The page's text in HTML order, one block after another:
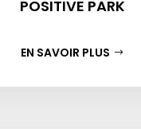
POSITIVE PARK
EN SAVOIR PLUS